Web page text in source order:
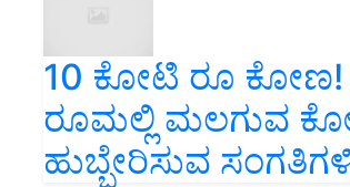
10 ಕೋಟಿ ರೂ ಕೋಣ!
ರೂಮಲ್ಲಿ ಮಲಗುವ
ಹುಬ್ಬೇರಿಸುವ